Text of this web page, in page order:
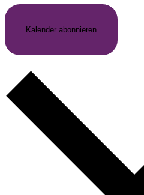
Kalender abonnieren